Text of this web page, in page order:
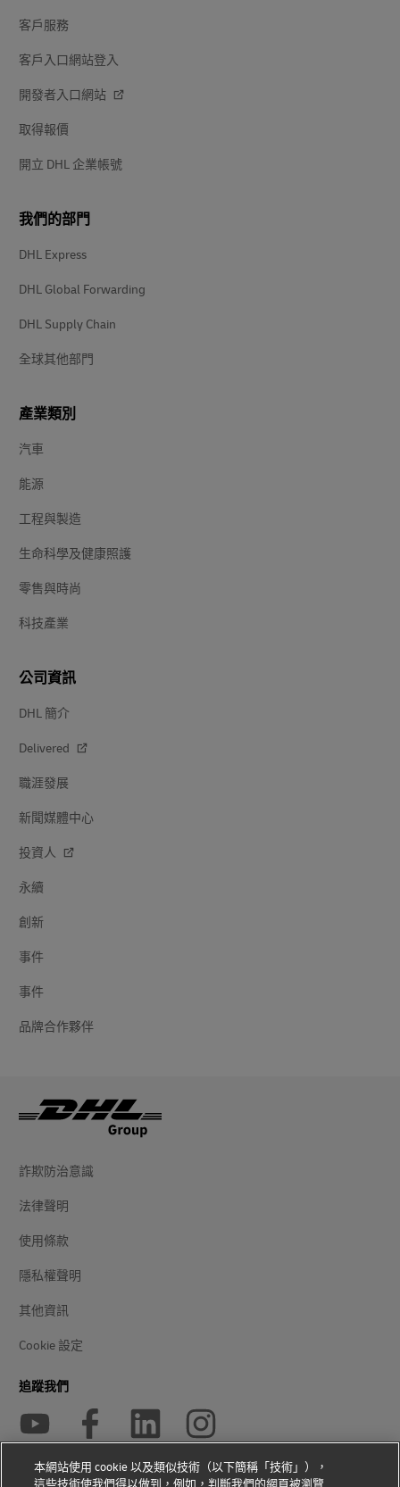
客戶服務
客戶入口網站登入
開發者入口網站
取得報價
開立 DHL 企業帳號
我們的部門
DHL Express
DHL Global Forwarding
DHL Supply Chain
全球其他部門
產業類別
汽車
能源
工程與製造
生命科學及健康照護
零售與時尚
科技產業
公司資訊
DHL 簡介
Delivered
職涯發展
新聞媒體中心
投資人
永續
創新
事件
事件
品牌合作夥伴
詐欺防治意識
法律聲明
使用條款
隱私權聲明
其他資訊
Cookie 設定
追蹤我們
本網站使用 cookie 以及類似技術（以下簡稱「技術」），